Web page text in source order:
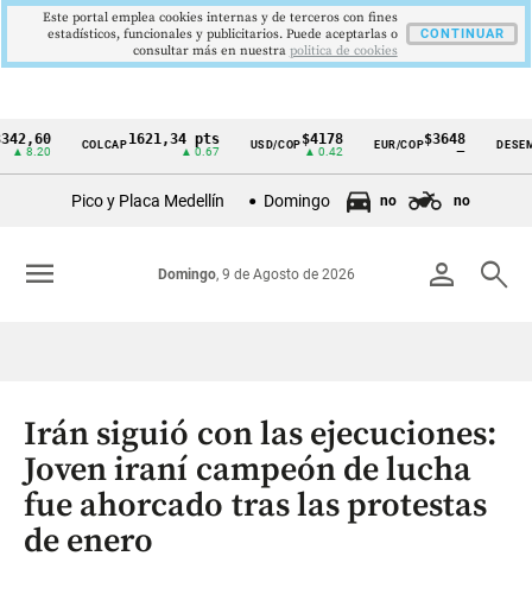
Cintillo
Colombia
COLCAP1621,34 pts USD/COP$4178
▲ 0.42
EUR/COP$3648
—
DESEMPLEO
Pico y Placa Medellín Domingo no no
person search
Domingo, 9 de Agosto de 2026
menu
Irán siguió con las ejecuciones:
Joven iraní campeón de lucha
fue ahorcado tras las protestas
de enero
Este portal emplea cookies internas y de terceros con fines
estadísticos, funcionales y publicitarios. Puede aceptarlas o
consultar más en nuestra politica de cookies
CONTINUAR